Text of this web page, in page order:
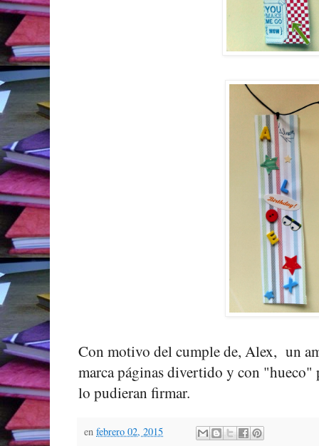
Con motivo del cumple de, Alex, un
marca páginas divertido y con "hueco"
lo pudieran firmar.
en febrero 02, 2015